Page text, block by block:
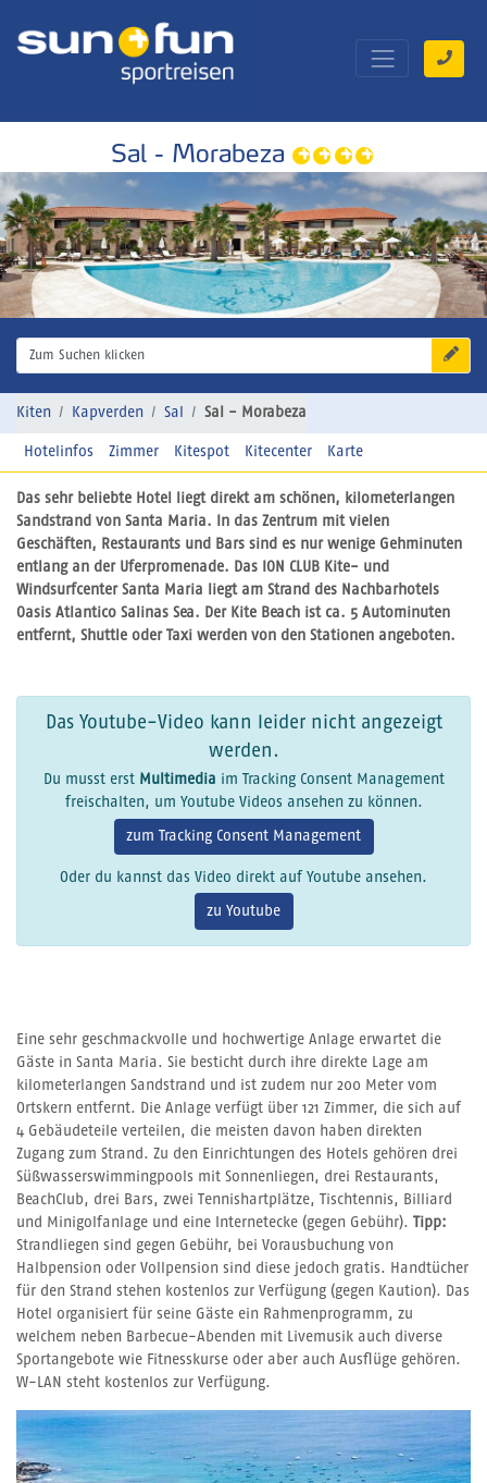
Sal - Morabeza
Zum Suchen klicken
Kiten Kapverden Sal Sal - Morabeza
Hotelinfos Zimmer Kitespot Kitecenter Karte
Das sehr beliebte Hotel liegt direkt am schönen, kilometerlangen
Sandstrand von Santa Maria. In das Zentrum mit vielen
Geschäften, Restaurants und Bars sind es nur wenige Gehminuten
entlang an der Uferpromenade. Das ION CLUB Kite- und
Windsurfcenter Santa Maria liegt am Strand des Nachbarhotels
Oasis Atlantico Salinas Sea. Der Kite Beach ist ca. 5 Autominuten
entfernt, Shuttle oder Taxi werden von den Stationen angeboten.
Das Youtube-Video kann leider nicht angezeigt
werden.
Du musst erst Multimedia im Tracking Consent Management
freischalten, um Youtube Videos ansehen zu können.
zum Tracking Consent Management
Oder du kannst das Video direkt auf Youtube ansehen.
zu Youtube
Eine sehr geschmackvolle und hochwertige Anlage erwartet die
Gäste in Santa Maria. Sie besticht durch ihre direkte Lage am
kilometerlangen Sandstrand und ist zudem nur 200 Meter vom
Ortskern entfernt. Die Anlage verfügt über 121 Zimmer, die sich auf
4 Gebäudeteile verteilen, die meisten davon haben direkten
Zugang zum Strand. Zu den Einrichtungen des Hotels gehören drei
Süßwasserswimmingpools mit Sonnenliegen, drei Restaurants,
BeachClub, drei Bars, zwei Tennishartplätze, Tischtennis, Billiard
und Minigolfanlage und eine Internetecke (gegen Gebühr). Tipp:
Strandliegen sind gegen Gebühr, bei Vorausbuchung von
Halbpension oder Vollpension sind diese jedoch gratis. Handtücher
für den Strand stehen kostenlos zur Verfügung (gegen Kaution). Das
Hotel organisiert für seine Gäste ein Rahmenprogramm, zu
welchem neben Barbecue-Abenden mit Livemusik auch diverse
Sportangebote wie Fitnesskurse oder aber auch Ausflüge gehören.
W-LAN steht kostenlos zur Verfügung.